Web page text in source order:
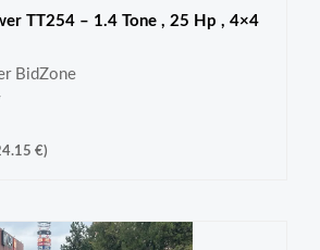
TT254 – 1.4 Tone , 25 Hp , 4×4
BidZone
€)